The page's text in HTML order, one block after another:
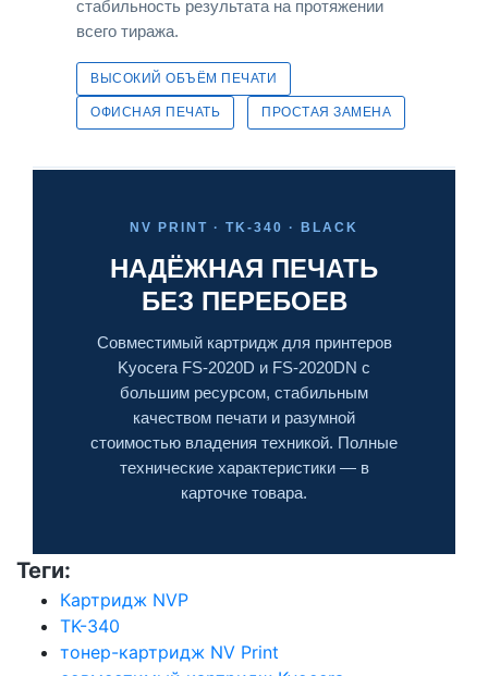
стабильность результата на протяжении
всего тиража.
ВЫСОКИЙ ОБЪЁМ ПЕЧАТИ
ОФИСНАЯ ПЕЧАТЬ ПРОСТАЯ ЗАМЕНА
NV PRINT · TK-340 · BLACK
НАДЁЖНАЯ ПЕЧАТЬ
БЕЗ ПЕРЕБОЕВ
Совместимый картридж для принтеров
Kyocera FS-2020D и FS-2020DN с
большим ресурсом, стабильным
качеством печати и разумной
стоимостью владения техникой. Полные
технические характеристики — в
карточке товара.
Теги:
Картридж NVP
TK-340
тонер-картридж NV Print